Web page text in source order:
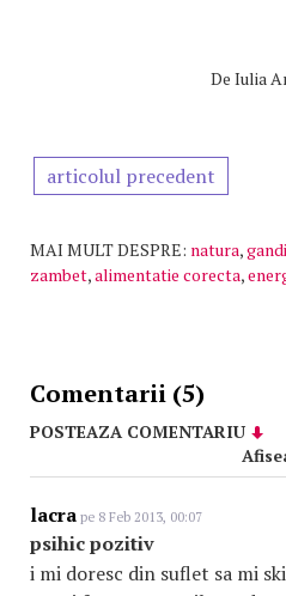
De Iulia
articolul precedent
MAI MULT DESPRE: natura,
zambet,alimentatie corecta,
Comentarii (5)
POSTEAZA COMENTARIU
lacra pe 8 Feb 2013, 00:07
psihic pozitiv
i mi doresc din suflet sa mi